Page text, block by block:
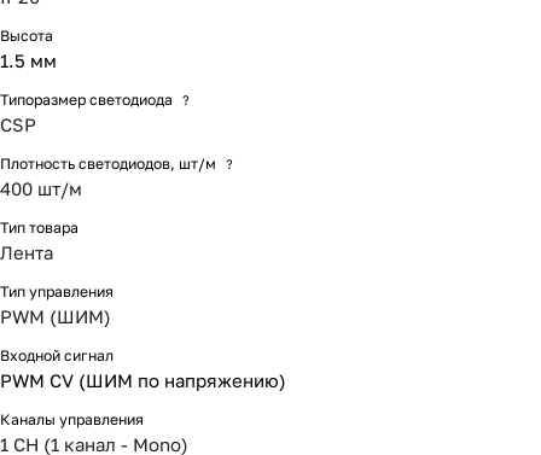
Высота
1.5 мм
Типоразмер светодиода ?
CSP
Плотность светодиодов, шт/м ?
400 шт/м
Тип товара
Лента
Тип управления
PWM (ШИМ)
Входной сигнал
PWM СV (ШИМ по напряжению)
Каналы управления
1 CH (1 канал - Mono)